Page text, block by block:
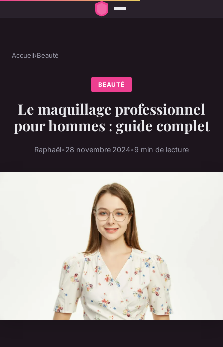
Accueil›Beauté
BEAUTÉ
Le maquillage professionnel
pour hommes : guide complet
Raphaël•28 novembre 2024•9 min de lecture